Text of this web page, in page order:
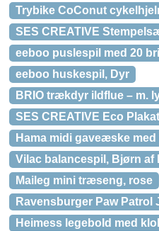
Trybike CoConut
SES CREATIVE
eeboo puslespil med 20
eeboo huskespil, Dyr
BRIO trækdyr ildflue – m.
SES CREATIVE Eco
Hama midi gaveæske med
Vilac balancespil, Bjørn af
Maileg mini træseng, rose
Ravensburger Paw Patrol
Heimess legebold med